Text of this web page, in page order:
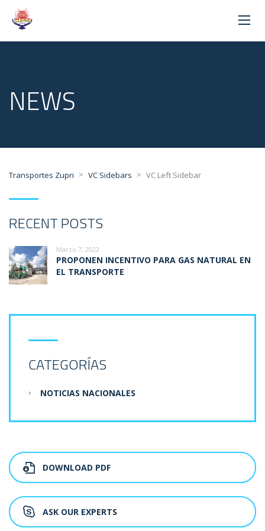
NEWS
Transportes Zupri > VC Sidebars > VC Left Sidebar
RECENT POSTS
Marzo 7, 2022
PROPONEN INCENTIVO PARA GAS NATURAL EN
EL TRANSPORTE
CATEGORÍAS
NOTICIAS NACIONALES
DOWNLOAD PDF
ASK OUR EXPERTS